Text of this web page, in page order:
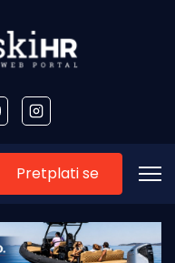
Pretplati se